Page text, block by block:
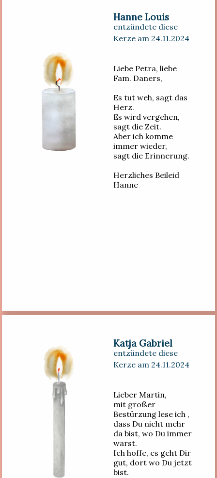
Hanne Louis
entzündete diese
Kerze am 24.11.2024
Liebe Petra, liebe
Fam. Daners,
Es tut weh, sagt das
Herz.
Es wird vergehen,
sagt die Zeit.
Aber ich komme
immer wieder,
sagt die Erinnerung.
Herzliches Beileid
Hanne
Katja Gabriel
entzündete diese
Kerze am 24.11.2024
Lieber Martin,
mit großer
Bestürzung lese ich ,
dass Du nicht mehr
da bist, wo Du immer
warst.
Ich hoffe, es geht Dir
gut, dort wo Du jetzt
bist.